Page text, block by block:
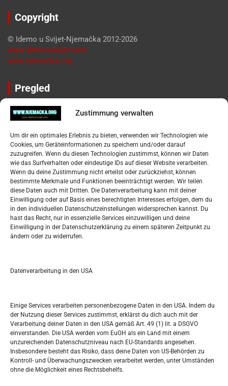
Zustimmung verwalten
Um dir ein optimales Erlebnis zu bieten, verwenden wir Technologien wie
Cookies, um Geräteinformationen zu speichern und/oder darauf
zuzugreifen. Wenn du diesen Technologien zustimmst, können wir Daten
wie das Surfverhalten oder eindeutige IDs auf dieser Website verarbeiten.
Wenn du deine Zustimmung nicht erteilst oder zurückziehst, können
bestimmte Merkmale und Funktionen beeinträchtigt werden. Wir teilen
diese Daten auch mit Dritten. Die Datenverarbeitung kann mit deiner
Einwilligung oder auf Basis eines berechtigten Interesses erfolgen, dem du
in den individuellen Datenschutzeinstellungen widersprechen kannst. Du
hast das Recht, nur in essenzielle Services einzuwilligen und deine
Einwilligung in der Datenschutzerklärung zu einem späteren Zeitpunkt zu
ändern oder zu widerrufen.
Datenverarbeitung in den USA
Einige Services verarbeiten personenbezogene Daten in den USA. Indem du
der Nutzung dieser Services zustimmst, erklärst du dich auch mit der
Verarbeitung deiner Daten in den USA gemäß Art. 49 (1) lit. a DSGVO
einverstanden. Die USA werden vom EuGH als ein Land mit einem
unzureichenden Datenschutzniveau nach EU-Standards angesehen.
Insbesondere besteht das Risiko, dass deine Daten von US-Behörden zu
Kontroll- und Überwachungszwecken verarbeitet werden, unter Umständen
ohne die Möglichkeit eines Rechtsbehelfs.
Copyright
© Idemo u Svijet-Njemačka 2012-2026
www.idemousvijet.com
www.njemacka.org
Pregled
Impressum
Datenschutzerklärung
Widerufsbelehrung
Oglašavanje / Postavite svoj oglas
Tko je “Idemo u Svijet – Njemačka?
Pretražite stranicu:
S
e
a
h
M D M D F S S
1
3 4 5 6 7 8
10 11 12 13 14 15 16